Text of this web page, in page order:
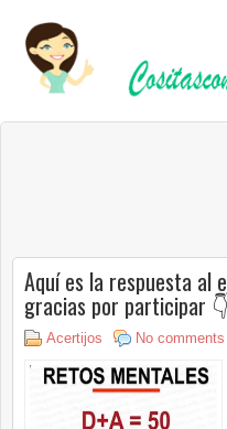
Aquí es la respuesta al
gracias por participar
Acertijos
No comments